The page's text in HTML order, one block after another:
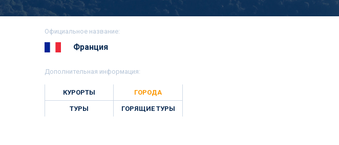
Официальное название:
Франция
Дополнительная информация:
КУРОРТЫ ГОРОДА
ТУРЫ ГОРЯЩИЕ ТУРЫ